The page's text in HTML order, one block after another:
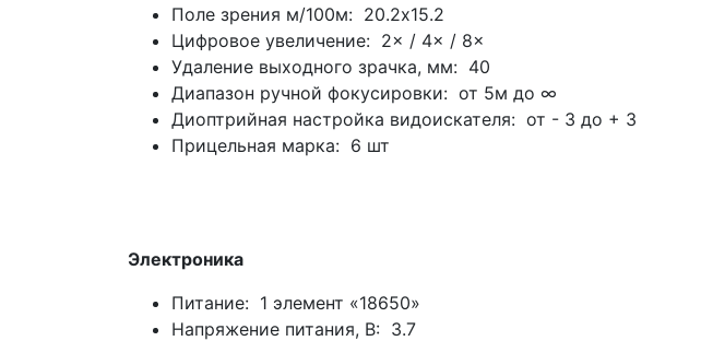
Поле зрения м/100м: 20.2х15.2
Цифровое увеличение: 2× / 4× / 8×
Удаление выходного зрачка, мм: 40
Диапазон ручной фокусировки: от 5м до ∞
Диоптрийная настройка видоискателя: от - 3 до + 3
Прицельная марка: 6 шт
Электроника
Питание: 1 элемент «18650»
Напряжение питания, В: 3.7